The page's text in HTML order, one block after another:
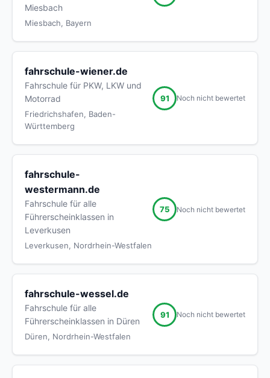
Miesbach
Miesbach, Bayern
fahrschule-wiener.de
Fahrschule für PKW, LKW und
Motorrad
Friedrichshafen, Baden-
Württemberg
91 Noch nicht bewertet
fahrschule-
westermann.de
Fahrschule für alle
Führerscheinklassen in
Leverkusen
Leverkusen, Nordrhein-Westfalen
75 Noch nicht bewertet
fahrschule-wessel.de
Fahrschule für alle
Führerscheinklassen in Düren
Düren, Nordrhein-Westfalen
91 Noch nicht bewertet